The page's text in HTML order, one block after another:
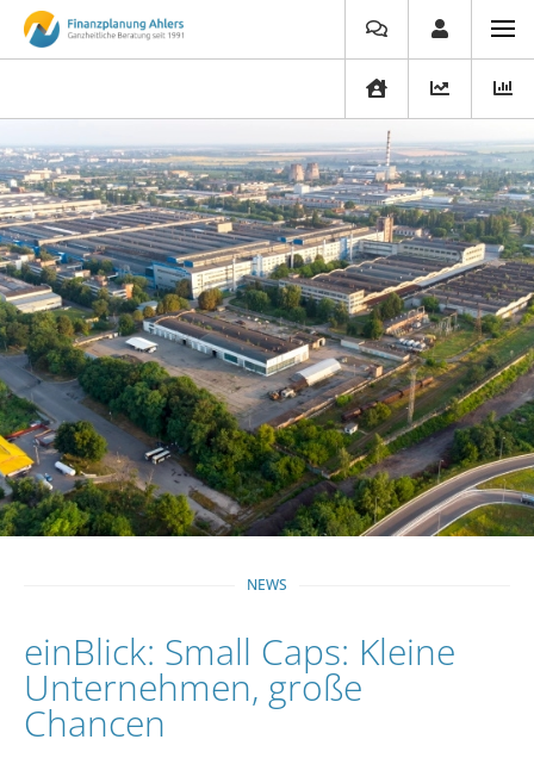
NEWS
einBlick: Small Caps: Kleine
Unternehmen, große
Chancen